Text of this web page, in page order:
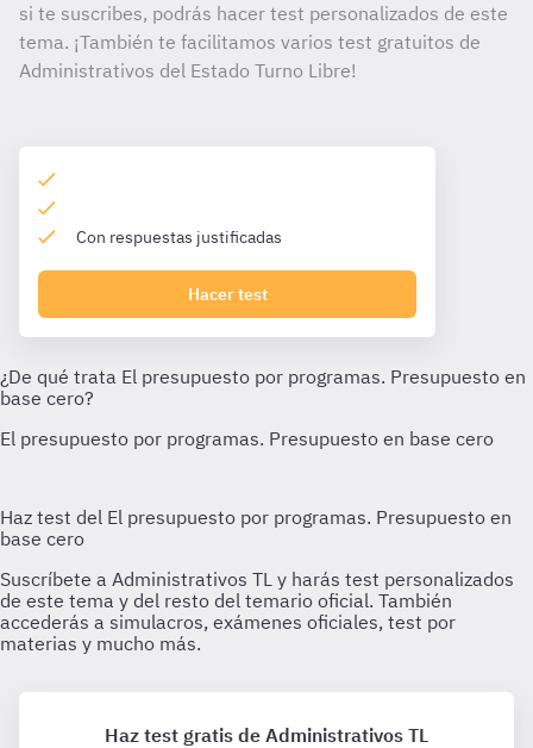
si te suscribes, podrás hacer test personalizados de este
tema. ¡También te facilitamos varios test gratuitos de
Administrativos del Estado Turno Libre!
Con respuestas justificadas
Hacer test
Haz test gratis de Administrativos TL